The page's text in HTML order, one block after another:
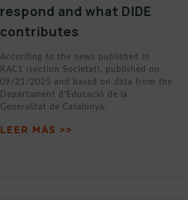
respond and what DIDE
contributes
According to the news published in
RAC1 (section Societat), published on
09/21/2025 and based on data from the
Departament d’Educació de la
Generalitat de Catalunya,
LEER MÁS >>